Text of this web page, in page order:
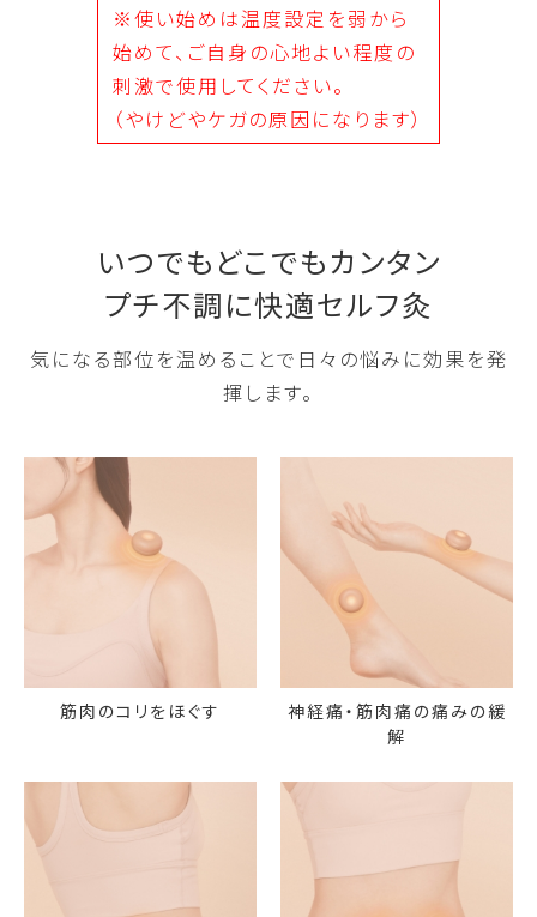
※使い始めは温度設定を弱から
始めて、ご自身の心地よい程度の
刺激で使用してください。
（やけどやケガの原因になります）
いつでもどこでもカンタン
プチ不調に快適セルフ灸
気になる部位を温めることで日々の悩みに効果を発
揮します。
筋肉のコリをほぐす
神経痛・筋肉痛の痛みの緩
解